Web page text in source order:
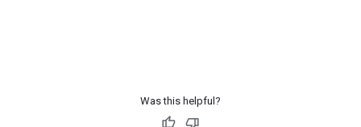
Was this helpful?